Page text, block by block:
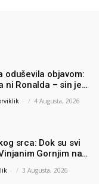
oduševila objavom:
ni Ronalda – sin je
- 4 Augusta, 2026
srca: Dok su svi
Gornjim na
dijelili vodu
- 3 Augusta, 2026